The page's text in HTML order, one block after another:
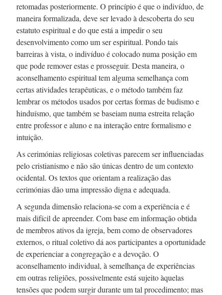
retomadas posteriormente. O princípio é que o indivíduo, de
maneira formalizada, deve ser levado à descoberta do seu
estatuto espiritual e do que está a impedir o seu
desenvolvimento como um ser espiritual. Pondo tais
barreiras à vista, o indivíduo é colocado numa posição em
que pode remover estas e prosseguir. Desta maneira, o
aconselhamento espiritual tem alguma semelhança com
certas atividades terapêuticas, e o método também faz
lembrar os métodos usados por certas formas de budismo e
hinduísmo, que também se baseiam numa estreita relação
entre professor e aluno e na interação entre formalismo e
intuição.
As cerimónias religiosas coletivas parecem ser influenciadas
pelo cristianismo e não são únicas dentro de um contexto
ocidental. Os textos que orientam a realização das
cerimónias dão uma impressão digna e adequada.
A segunda dimensãorelaciona-secom a experiência e é
mais difícil de apreender. Com base em informação obtida
de membros ativos da igreja, bem como de observadores
externos, o ritual coletivo dá aos participantes a oportunidade
de experienciar a congregação e a devoção. O
aconselhamento individual, à semelhança de experiências
em outras religiões, possivelmente está sujeito àquelas
tensões que podem surgir durante um tal procedimento; mas